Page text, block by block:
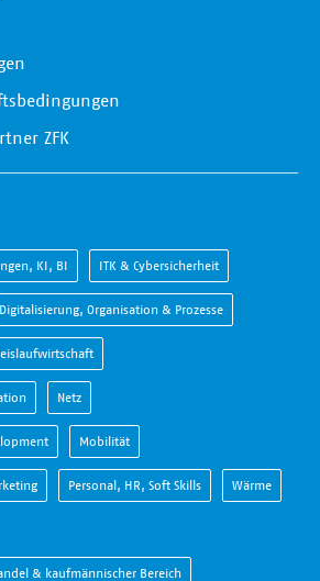
ZFK
KI, BI ITK & Cybersicherheit
Digitalisierung, Organisation & Prozesse
Netz
Mobilität
Personal, HR, Soft Skills Wärme
& kaufmännischer Bereich